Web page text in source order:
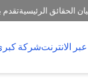
الحقائق الرئيسيةتقدم
الانترنتشركة